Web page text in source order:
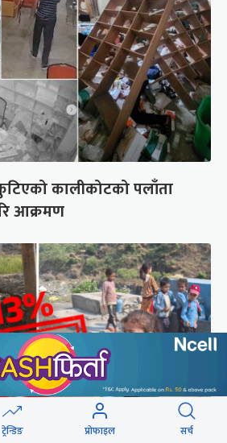
कालीकोटको पलाँता
आक्रमण
ट्रेन्डिङ प्रोफाइल सर्च